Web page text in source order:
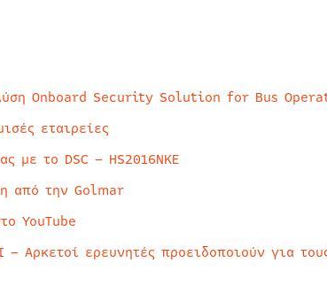
Onboard Security Solution for Bus
εταιρείες
το DSC – HS2016NKE
από την Golmar
YouTube
Αρκετοί ερευνητές προειδοποιούν για